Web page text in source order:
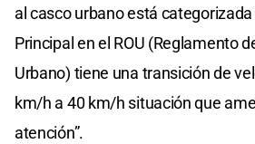
al casco urbano está
Principal en el ROU (Reglamento
Urbano) tiene una transición de
km/h a 40 km/h situación que
atención”.